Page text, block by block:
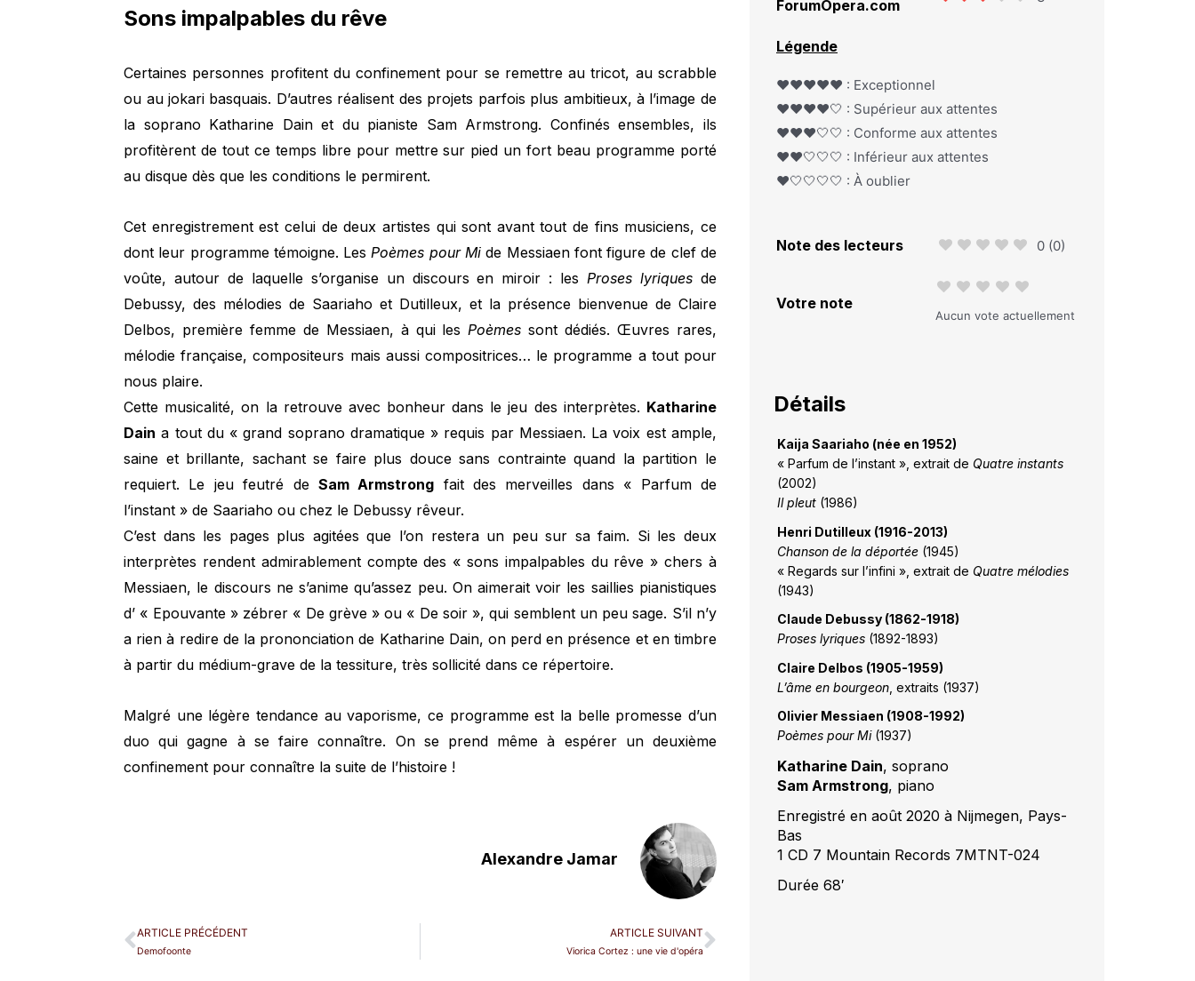
Sons impalpables du rêve
Certaines personnes profitent du confinement pour se remettre au tricot, au scrabble
ou au jokari basquais. D’autres réalisent des projets parfois plus ambitieux, à l’image de
la soprano Katharine Dain et du pianiste Sam Armstrong. Confinés ensembles, ils
profitèrent de tout ce temps libre pour mettre sur pied un fort beau programme porté
au disque dès que les conditions le permirent.
Cet enregistrement est celui de deux artistes qui sont avant tout de fins musiciens, ce
dont leur programme témoigne. LesPoèmes pour Mi de Messiaen font figure de clef de
voûte, autour de laquelle s’organise un discours en miroir : lesProses lyriques de
Debussy, des mélodies de Saariaho et Dutilleux, et la présence bienvenue de Claire
Delbos, première femme de Messiaen, à qui lesPoèmes sont dédiés. Œuvres rares,
mélodie française, compositeurs mais aussi compositrices… le programme a tout pour
nous plaire.
Cette musicalité, on la retrouve avec bonheur dans le jeu des interprètes. Katharine
Dain a tout du « grand soprano dramatique » requis par Messiaen. La voix est ample,
saine et brillante, sachant se faire plus douce sans contrainte quand la partition le
requiert. Le jeu feutré de Sam Armstrong fait des merveilles dans « Parfum de
l’instant » de Saariaho ou chez le Debussy rêveur.
C’est dans les pages plus agitées que l’on restera un peu sur sa faim. Si les deux
interprètes rendent admirablement compte des « sons impalpables du rêve » chers à
Messiaen, le discours ne s’anime qu’assez peu. On aimerait voir les saillies pianistiques
d’ « Epouvante » zébrer « De grève » ou « De soir », qui semblent un peu sage. S’il n’y
a rien à redire de la prononciation de Katharine Dain, on perd en présence et en timbre
à partir du médium-grave de la tessiture, très sollicité dans ce répertoire.
Malgré une légère tendance au vaporisme, ce programme est la belle promesse d’un
duo qui gagne à se faire connaître. On se prend même à espérer un deuxième
confinement pour connaître la suite de l’histoire !
Alexandre Jamar
ARTICLE PRÉCÉDENT
Demofoonte
ARTICLE SUIVANT
Viorica Cortez : une vie d'opéra
ForumOpera.com
Légende
❤️❤️❤️❤️❤️ : Exceptionnel
❤️❤️❤️❤️🤍 : Supérieur aux attentes
❤️❤️❤️🤍🤍 : Conforme aux attentes
❤️❤️🤍🤍🤍 : Inférieur aux attentes
❤️🤍🤍🤍🤍 : À oublier
Note des lecteurs 0 (0)
Votre note
Aucun vote actuellement
Détails
Kaija Saariaho (née en 1952)
« Parfum de l’instant », extrait de Quatre instants
(2002)
Il pleut(1986)
Henri Dutilleux (1916-2013)
Chanson de la déportée(1945)
« Regards sur l’infini », extrait de Quatre mélodies
(1943)
Claude Debussy (1862-1918)
Proses lyriques(1892-1893)
Claire Delbos (1905-1959)
L’âme en bourgeon, extraits (1937)
Olivier Messiaen (1908-1992)
Poèmes pour Mi(1937)
Katharine Dain, soprano
Sam Armstrong, piano
Enregistré en août 2020 à Nijmegen, Pays-
Bas
1 CD 7 Mountain Records 7MTNT-024
Durée 68′